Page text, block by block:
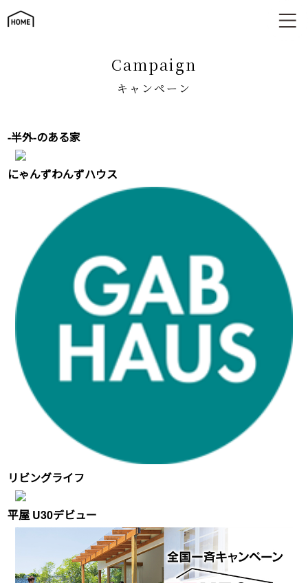
キャンペーン
campaign
キャンペーン
-半外-のある家
にゃんずわんずハウス
リビングライフ
平屋 U30デビュー